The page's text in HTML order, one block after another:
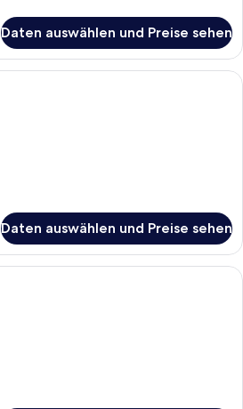
Daten auswählen und Preise sehen
Ein Hotelzimmer mit zwei Betten,
Daten auswählen und Preise sehen
Ein Hotelzimmer mit zwei Betten,